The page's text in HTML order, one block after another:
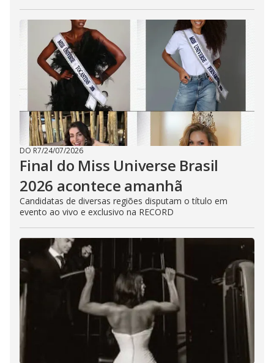
DO R7/24/07/2026
Final do Miss Universe Brasil
2026 acontece amanhã
Candidatas de diversas regiões disputam o título em
evento ao vivo e exclusivo na RECORD